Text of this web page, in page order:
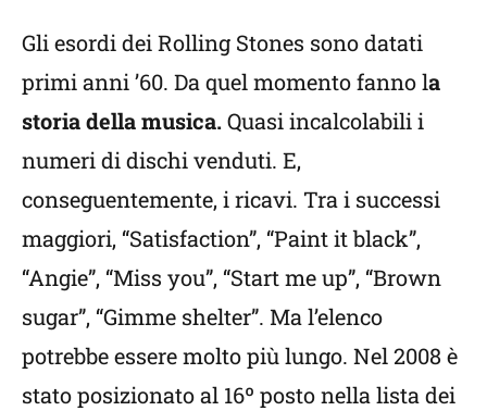
Gli esordi dei Rolling Stones sono datati
primi anni ’60. Da quel momento fanno la
storia della musica.Quasi incalcolabili i
numeri di dischi venduti. E,
conseguentemente, i ricavi. Tra i successi
maggiori, “Satisfaction”, “Paint it black”,
“Angie”, “Miss you”, “Start me up”, “Brown
sugar”, “Gimme shelter”. Ma l’elenco
potrebbe essere molto più lungo. Nel 2008 è
stato posizionato al 16º posto nella lista dei